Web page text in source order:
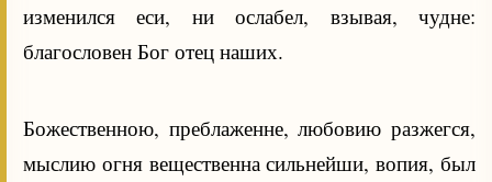
изменился еси, ни ослабел, взывая, чудне:
благословен Бог отец наших.
Божественною, преблаженне, любовию разжегся,
мыслию огня вещественна сильнейши, вопия, был